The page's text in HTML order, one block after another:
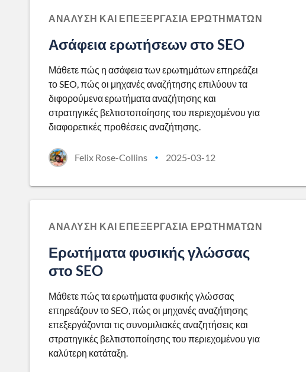
ΑΝΆΛΥΣΗ ΚΑΙ ΕΠΕΞΕΡΓΑΣΊΑ ΕΡΩΤΗΜΆΤΩΝ
Ασάφεια ερωτήσεων στο SEO
Μάθετε πώς η ασάφεια των ερωτημάτων επηρεάζει
το SEO, πώς οι μηχανές αναζήτησης επιλύουν τα
διφορούμενα ερωτήματα αναζήτησης και
στρατηγικές βελτιστοποίησης του περιεχομένου για
διαφορετικές προθέσεις αναζήτησης.
Felix Rose-Collins • 2025-03-12
ΑΝΆΛΥΣΗ ΚΑΙ ΕΠΕΞΕΡΓΑΣΊΑ ΕΡΩΤΗΜΆΤΩΝ
Ερωτήματα φυσικής γλώσσας
στο SEO
Μάθετε πώς τα ερωτήματα φυσικής γλώσσας
επηρεάζουν το SEO, πώς οι μηχανές αναζήτησης
επεξεργάζονται τις συνομιλιακές αναζητήσεις και
στρατηγικές βελτιστοποίησης του περιεχομένου για
καλύτερη κατάταξη.